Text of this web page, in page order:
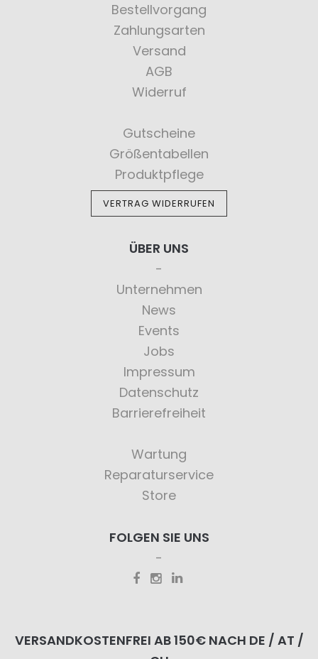
Bestellvorgang
Zahlungsarten
Versand
AGB
Widerruf
Gutscheine
Größentabellen
Produktpflege
VERTRAG WIDERRUFEN
ÜBER UNS
Unternehmen
News
Events
Jobs
Impressum
Datenschutz
Barrierefreiheit
Wartung
Reparaturservice
Store
FOLGEN SIE UNS
VERSANDKOSTENFREI AB 150€ NACH DE / AT /